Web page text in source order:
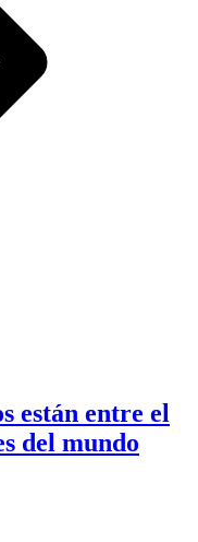
están entre el
del mundo